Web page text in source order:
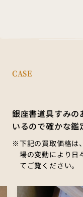
CASE
銀座書道具すみの
いるので確かな鑑
下記の買取価格は
場の変動により日
てご覧ください。